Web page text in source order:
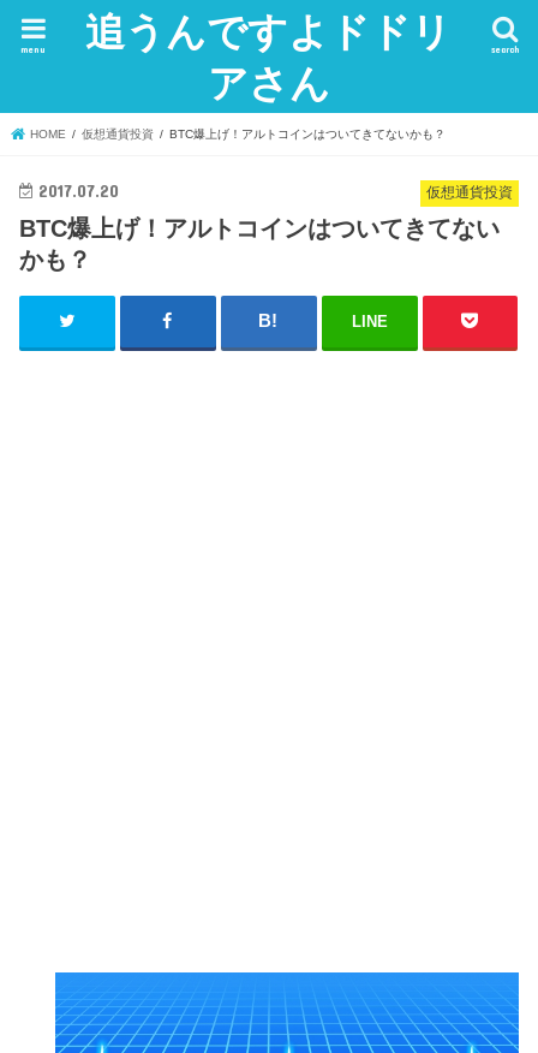
追うんですよドドリ
アさん
search
menu
HOME 仮想通貨投資 BTC爆上げ！アルトコインはついてきてないかも？
仮想通貨投資
2017.07.20
BTC爆上げ！アルトコインはついてきてない
かも？
LINE